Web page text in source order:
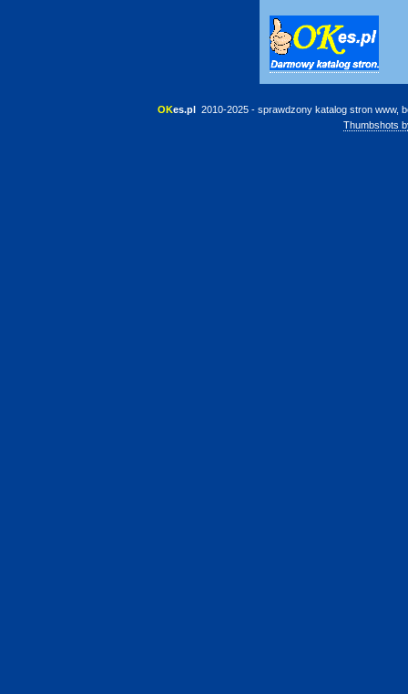
OKes.pl 2010-2025 - sprawdzony katalog stron www,
Thumbshots